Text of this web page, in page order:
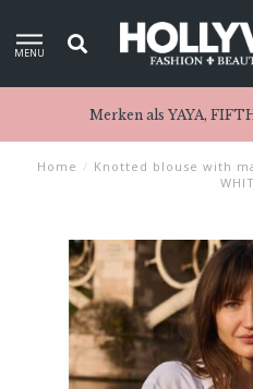
MENU
Merken als YAYA,
Home / Knotted blouse with